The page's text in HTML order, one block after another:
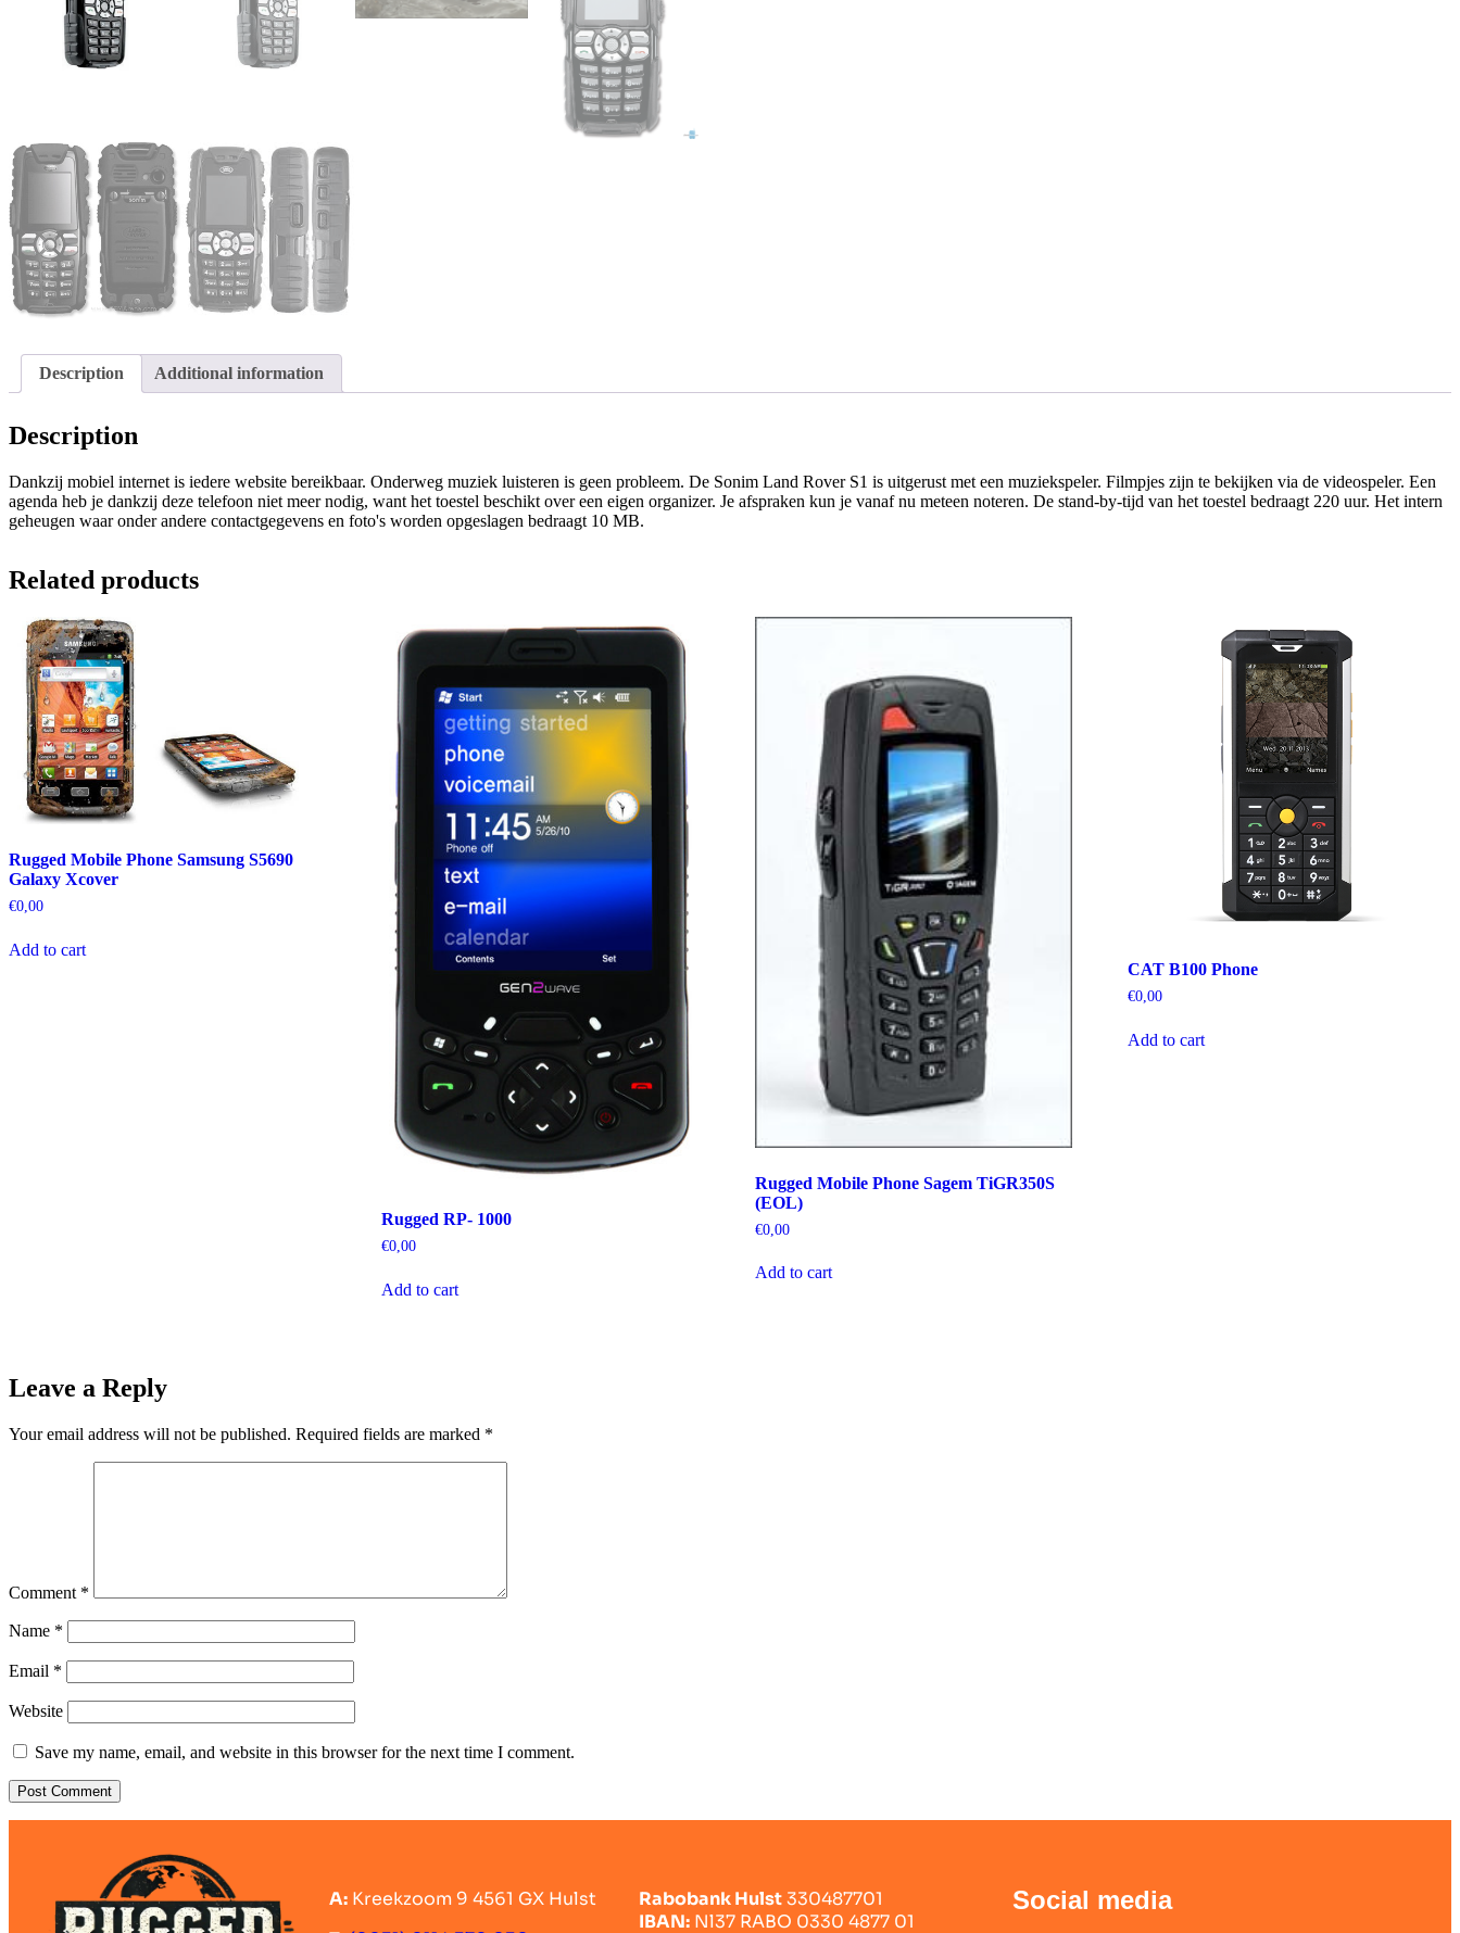
Description Additional information
Description
Dankzij mobiel internet is iedere website bereikbaar. Onderweg muziek luisteren is geen probleem. De Sonim Land Rover S1 is uitgerust met een muziekspeler. Filmpjes zijn te bekijken via de videospeler. Een
agenda heb je dankzij deze telefoon niet meer nodig, want het toestel beschikt over een eigen organizer. Je afspraken kun je vanaf nu meteen noteren. De stand-by-tijd van het toestel bedraagt 220 uur. Het intern
geheugen waar onder andere contactgegevens en foto's worden opgeslagen bedraagt 10 MB.
Related products
Rugged Mobile Phone Samsung S5690
Galaxy Xcover
€0,00
Add to cart
Rugged RP- 1000
€0,00
Add to cart
Rugged Mobile Phone Sagem TiGR350S
(EOL)
€0,00
Add to cart
CAT B100 Phone
€0,00
Add to cart
Leave a Reply
Your email address will not be published. Required fields are marked *
Comment *
Name *
Email *
Website
Save my name, email, and website in this browser for the next time I comment.
A: Kreekzoom 9 4561 GX Hulst
Rabobank Hulst330487701
IBAN: Nl37 RABO 0330 4877 01
Social media